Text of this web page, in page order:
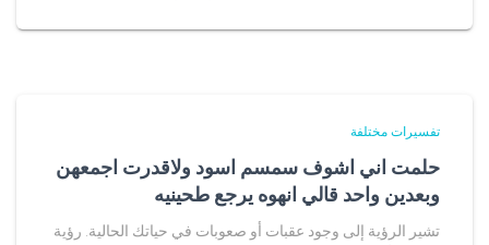
تفسيرات مختلفة
حلمت اني اشوف سمسم اسود ولاقدرت اجمعهن
وبعدين واحد قالي انهوه يرجع طحينيه
تشير الرؤية إلى وجود عقبات أو صعوبات في حياتك الحالية. رؤية